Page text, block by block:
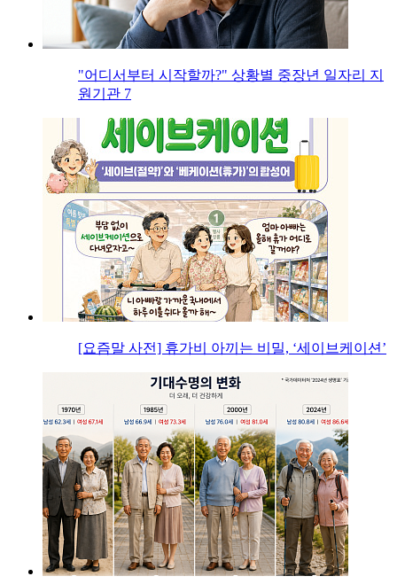
"어디서부터 시작할까?" 상황별 중장년 일자리 지
원기관 7
[요즘말 사전] 휴가비 아끼는 비밀, ‘세이브케이션’